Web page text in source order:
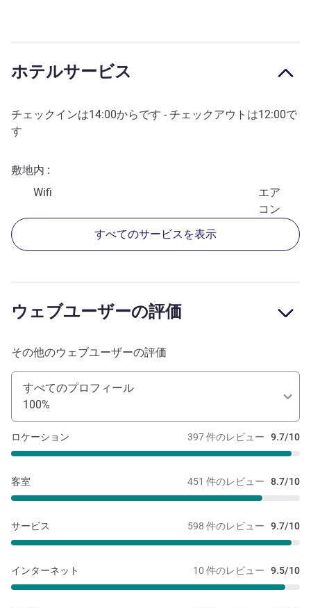
ホテルサービス
チェックインは14:00からです - チェックアウトは12:00で
す
敷地内
Wifi
エア
コン
すべてのサービスを表示
ウェブユーザーの評価
その他のウェブユーザーの評価
すべてのプロフィール
100%
397 件のレビュー 9.7/10
ロケーション
451 件のレビュー 8.7/10
客室
598 件のレビュー 9.7/10
サービス
10 件のレビュー 9.5/10
インターネット